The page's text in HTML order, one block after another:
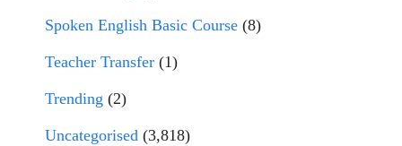
Spoken English Basic Course (8)
Teacher Transfer (1)
Trending (2)
Uncategorised (3,818)